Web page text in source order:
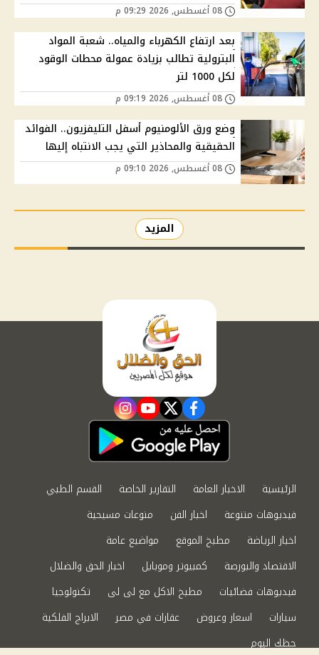
بعد ارتفاع الكهرباء والمياه.. شعبة المواد
البترولية تطالب بزيادة عمولة محطات الوقود
لكل 1000 لتر
وضع ورق الألومنيوم أسفل التليفزيون.. الفوائد
الحقيقية والمحاذير التي يجب الانتباه إليها
المزيد
facebook
twitter
youtube
instagram
الرئيسية الاخبار العامة التقارير الخاصة
القسم الطبي
فيديوهات متنوعة
اخبار الفن
منوعات مسيحية
اخبار الرياضة
مطبخ الموقع
مواضيع عامة
الاقتصاد والبورصة
كمبيوتر وموبايل
اخبار الحق والضلال
فيديوهات فضائيات
مطبخ الاكل مع لى لى
تكنولوجيا
سيارات
اسعار وعروض عقارات في مصر
الابراج الفلكية
حظك اليوم